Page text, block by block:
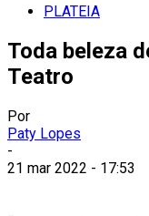
PLATEIA
Toda beleza
Teatro
Por
Paty Lopes
-
21 mar 2022 - 17:53